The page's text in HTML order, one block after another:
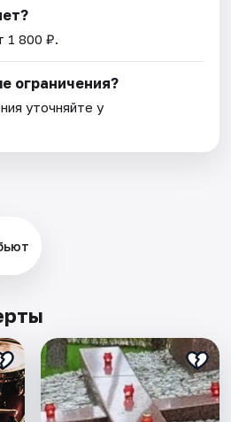
1 800 ₽.
ограничения?
уточняйте у